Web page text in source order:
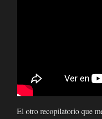
El otro recopilatorio que